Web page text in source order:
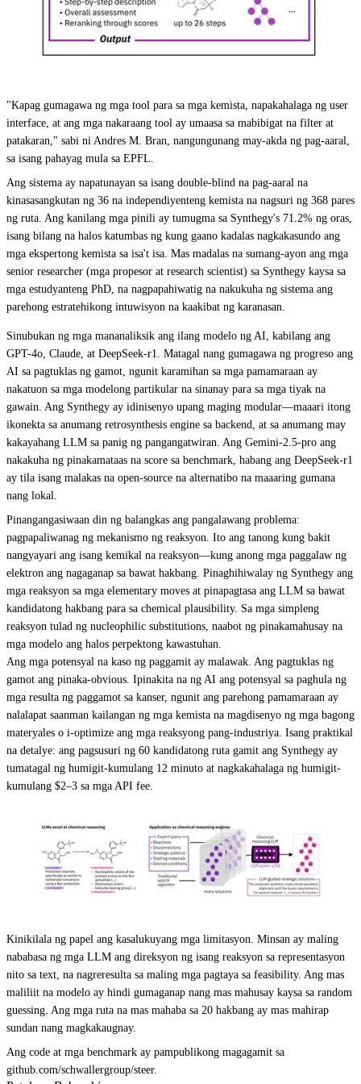
"Kapag gumagawa ng mga tool para sa mga kemista, napakahalaga ng user
interface, at ang mga nakaraang tool ay umaasa sa mabibigat na filter at
patakaran," sabi ni Andres M. Bran, nangungunang may-akda ng pag-aaral,
sa isang pahayag mula sa EPFL.
Ang sistema ay napatunayan sa isang double-blind na pag-aaral na
kinasasangkutan ng 36 na independiyenteng kemista na nagsuri ng 368 pares
ng ruta. Ang kanilang mga pinili ay tumugma sa Synthegy's 71.2% ng oras,
isang bilang na halos katumbas ng kung gaano kadalas nagkakasundo ang
mga ekspertong kemista sa isa't isa. Mas madalas na sumang-ayon ang mga
senior researcher (mga propesor at research scientist) sa Synthegy kaysa sa
mga estudyanteng PhD, na nagpapahiwatig na nakukuha ng sistema ang
parehong estratehikong intuwisyon na kaakibat ng karanasan.
Sinubukan ng mga mananaliksik ang ilang modelo ng AI, kabilang ang
GPT-4o, Claude, at DeepSeek-r1. Matagal nang gumagawa ng progreso ang
AI sa pagtuklas ng gamot, ngunit karamihan sa mga pamamaraan ay
nakatuon sa mga modelong partikular na sinanay para sa mga tiyak na
gawain. Ang Synthegy ay idinisenyo upang maging modular—maaari itong
ikonekta sa anumang retrosynthesis engine sa backend, at sa anumang may
kakayahang LLM sa panig ng pangangatwiran. Ang Gemini-2.5-pro ang
nakakuha ng pinakamataas na score sa benchmark, habang ang DeepSeek-r1
ay tila isang malakas na open-source na alternatibo na maaaring gumana
nang lokal.
Pinangangasiwaan din ng balangkas ang pangalawang problema:
pagpapaliwanag ng mekanismo ng reaksyon. Ito ang tanong kung bakit
nangyayari ang isang kemikal na reaksyon—kung anong mga paggalaw ng
elektron ang nagaganap sa bawat hakbang. Pinaghihiwalay ng Synthegy ang
mga reaksyon sa mga elementary moves at pinapagtasa ang LLM sa bawat
kandidatong hakbang para sa chemical plausibility. Sa mga simpleng
reaksyon tulad ng nucleophilic substitutions, naabot ng pinakamahusay na
mga modelo ang halos perpektong kawastuhan.
Ang mga potensyal na kaso ng paggamit ay malawak. Ang pagtuklas ng
gamot ang pinaka-obvious. Ipinakita na ng AI ang potensyal sa paghula ng
mga resulta ng paggamot sa kanser, ngunit ang parehong pamamaraan ay
nalalapat saanman kailangan ng mga kemista na magdisenyo ng mga bagong
materyales o i-optimize ang mga reaksyong pang-industriya. Isang praktikal
na detalye: ang pagsusuri ng 60 kandidatong ruta gamit ang Synthegy ay
tumatagal ng humigit-kumulang 12 minuto at nagkakahalaga ng humigit-
kumulang $2–3 sa mga API fee.
Kinikilala ng papel ang kasalukuyang mga limitasyon. Minsan ay maling
nababasa ng mga LLM ang direksyon ng isang reaksyon sa representasyon
nito sa text, na nagreresulta sa maling mga pagtaya sa feasibility. Ang mas
maliliit na modelo ay hindi gumaganap nang mas mahusay kaysa sa random
guessing. Ang mga ruta na mas mahaba sa 20 hakbang ay mas mahirap
sundan nang magkakaugnay.
Ang code at mga benchmark ay pampublikong magagamit sa
github.com/schwallergroup/steer.